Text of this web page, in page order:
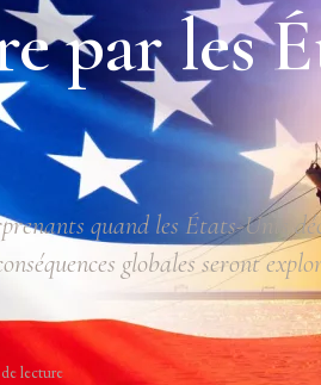
par les
quand les États-Unis
globales seront
lecture